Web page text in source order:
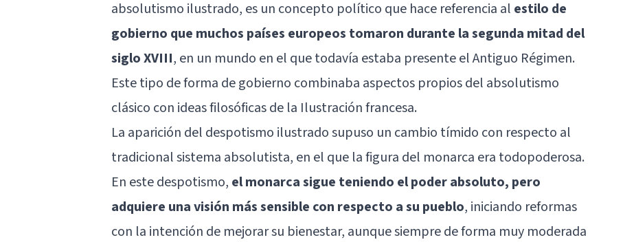
absolutismo ilustrado, es un concepto político que hace referencia al estilo de
gobierno que muchos países europeos tomaron durante la segunda mitad del
siglo XVIII, en un mundo en el que todavía estaba presente el Antiguo Régimen.
Este tipo de forma de gobierno combinaba aspectos propios del absolutismo
clásico con ideas filosóficas de la Ilustración francesa.
La aparición del despotismo ilustrado supuso un cambio tímido con respecto al
tradicional sistema absolutista, en el que la figura del monarca era todopoderosa.
En este despotismo, el monarca sigue teniendo el poder absoluto, pero
adquiere una visión más sensible con respecto a su pueblo, iniciando reformas
con la intención de mejorar su bienestar, aunque siempre de forma muy moderada